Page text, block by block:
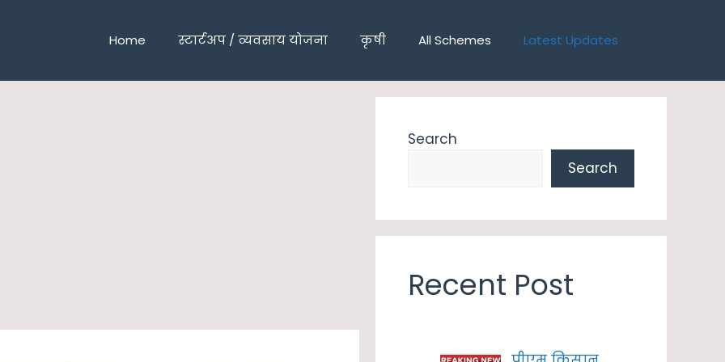
Home स्टार्टअप / व्यवसाय योजना कृषी All Schemes Latest Updates
Search
Search
Recent Post